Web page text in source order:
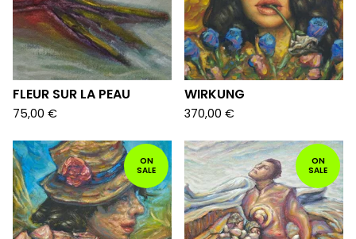
FLEUR SUR LA PEAU
75,00 €
WIRKUNG
370,00 €
ON
SALE
ON
SALE